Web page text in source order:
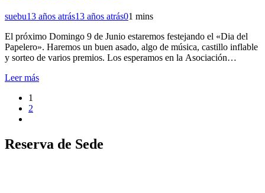
suebu13 años atrás13 años atrás01 mins
El próximo Domingo 9 de Junio estaremos festejando el «Dia del
Papelero». Haremos un buen asado, algo de música, castillo inflable
y sorteo de varios premios. Los esperamos en la Asociación…
Leer más
1
2
Reserva de Sede